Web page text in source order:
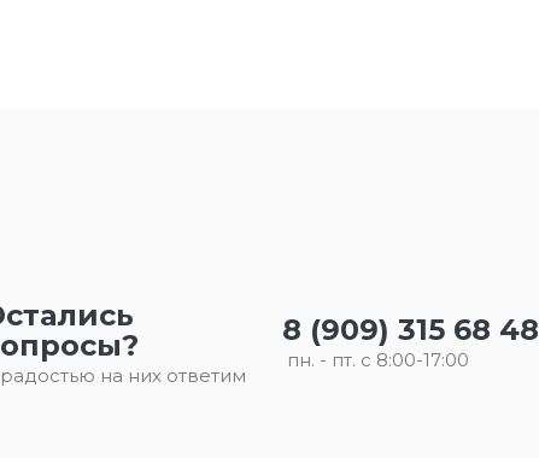
на них ответим
8 (909) 315 68 48
пн. - пт. с 8:00-17:00